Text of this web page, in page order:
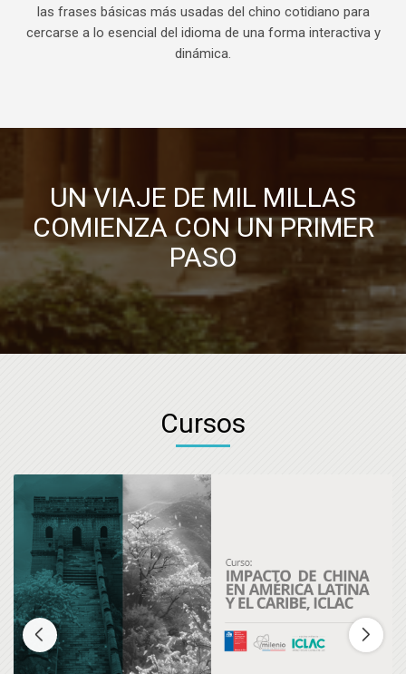
las frases básicas más usadas del chino cotidiano para
cercarse a lo esencial del idioma de una forma interactiva y
dinámica.
UN VIAJE DE MIL MILLAS
COMIENZA CON UN PRIMER
PASO
Cursos